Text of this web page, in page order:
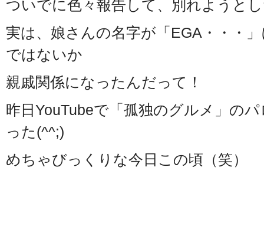
ついでに色々報告して、別れようと
実は、娘さんの名字が「EGA・・・
ではないか
親戚関係になったんだって！
昨日YouTubeで「孤独のグルメ」の
った(^^;)
めちゃびっくりな今日この頃（笑）